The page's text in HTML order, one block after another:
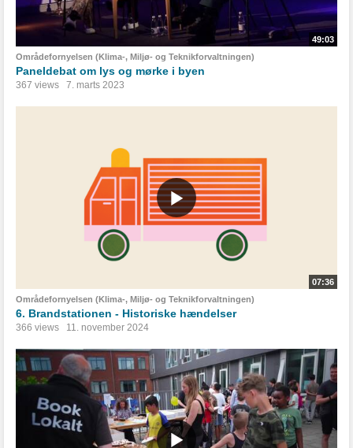
49:03
Områdefornyelsen (Klima-, Miljø- og Teknikforvaltningen)
Paneldebat om lys og mørke i byen
367 views 7. marts 2023
07:36
Områdefornyelsen (Klima-, Miljø- og Teknikforvaltningen)
6. Brandstationen - Historiske hændelser
366 views 11. november 2024